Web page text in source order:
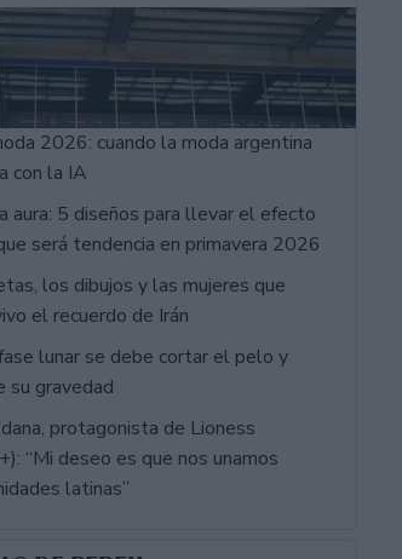
2026: cuando la moda argentina
con la IA
aura: 5 diseños para llevar el efecto
será tendencia en primavera 2026
los dibujos y las mujeres que
el recuerdo de Irán
lunar se debe cortar el pelo y
su gravedad
protagonista de Lioness
“Mi deseo es que nos unamos
latinas”